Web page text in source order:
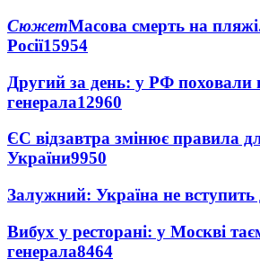
СюжетМасова смерть на
Росії15954
Другий за день: у РФ поховали
генерала12960
ЄС відзавтра змінює правила
України9950
Залужний: Україна не
Вибух у ресторані: у Москві
генерала8464